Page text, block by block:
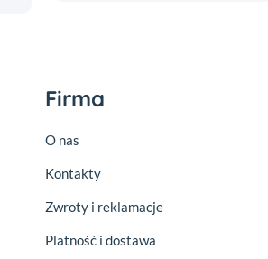
Firma
O nas
Kontakty
Zwroty i reklamacje
Platność i dostawa